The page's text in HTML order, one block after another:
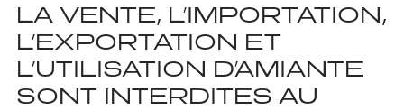
LA VENTE, L’IMPORTATION,
L’EXPORTATION ET
L’UTILISATION D’AMIANTE
SONT INTERDITES AU